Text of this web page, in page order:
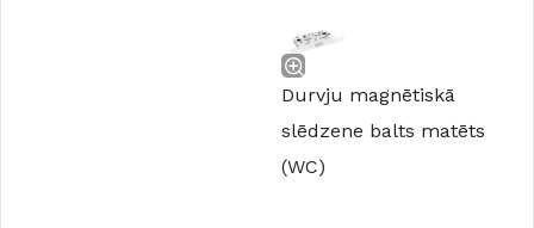
Durvju magnētiskā
slēdzene balts matēts
(WC)